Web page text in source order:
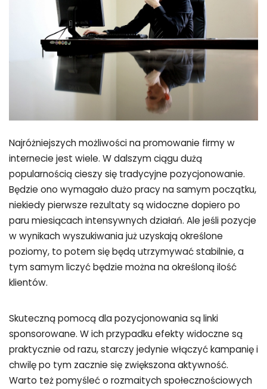
Najróżniejszych możliwości na promowanie firmy w
internecie jest wiele. W dalszym ciągu dużą
popularnością cieszy się tradycyjne pozycjonowanie.
Będzie ono wymagało dużo pracy na samym początku,
niekiedy pierwsze rezultaty są widoczne dopiero po
paru miesiącach intensywnych działań. Ale jeśli pozycje
w wynikach wyszukiwania już uzyskają określone
poziomy, to potem się będą utrzymywać stabilnie, a
tym samym liczyć będzie można na określoną ilość
klientów.
Skuteczną pomocą dla pozycjonowania są linki
sponsorowane. W ich przypadku efekty widoczne są
praktycznie od razu, starczy jedynie włączyć kampanię i
chwilę po tym zacznie się zwiększona aktywność.
Warto też pomyśleć o rozmaitych społecznościowych